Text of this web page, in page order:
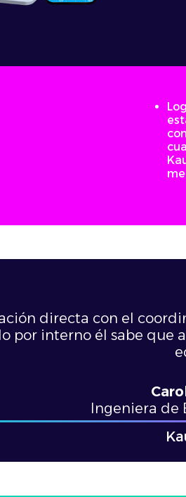
directa con el
por interno él sabe que
Ingeniera de